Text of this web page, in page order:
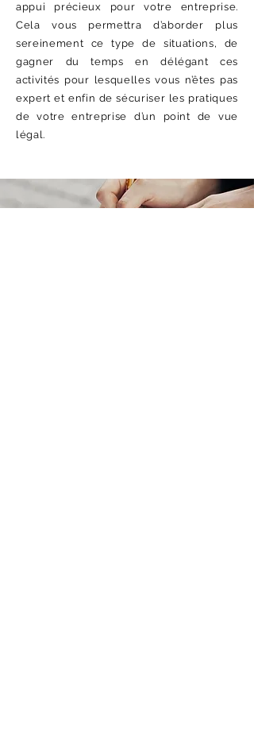
appui précieux pour votre entreprise.
Cela vous permettra d’aborder plus
sereinement ce type de situations, de
gagner du temps en délégant ces
activités pour lesquelles vous n’êtes pas
expert et enfin de sécuriser les pratiques
de votre entreprise d’un point de vue
légal.